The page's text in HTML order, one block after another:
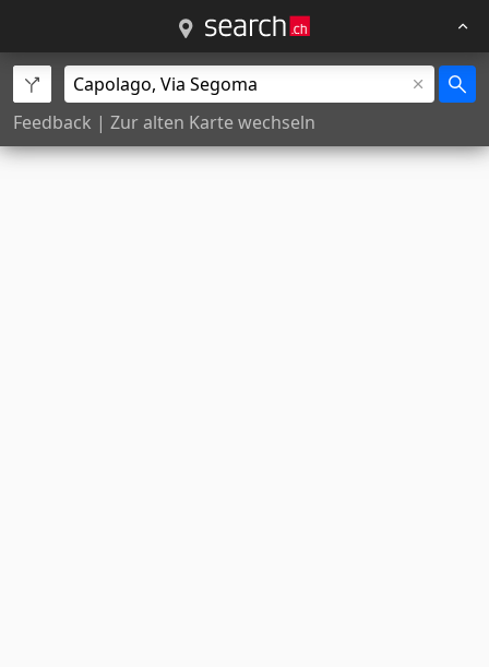
Feedback | Zur alten Karte wechseln